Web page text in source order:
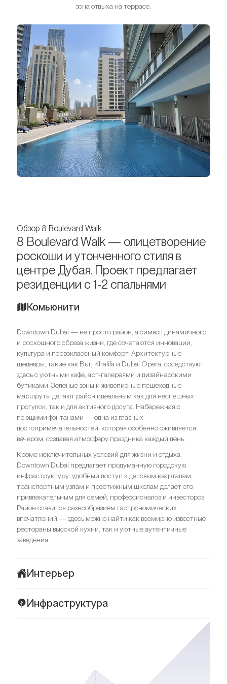
зона отдыха на террасе.
Обзор 8 Boulevard Walk
8 Boulevard Walk — олицетворение
роскоши и утонченного стиля в
центре Дубая. Проект предлагает
резиденции с 1-2 спальнями
Комьюнити
Downtown Dubai — не просто район, а символ динамичного
и роскошного образа жизни, где сочетаются инновации,
культура и первоклассный комфорт. Архитектурные
шедевры, такие как Burj Khalifa и Dubai Opera, соседствуют
здесь с уютными кафе, арт-галереями и дизайнерскими
бутиками. Зеленые зоны и живописные пешеходные
маршруты делают район идеальным как для неспешных
прогулок, так и для активного досуга. Набережная с
поющими фонтанами — одна из главных
достопримечательностей, которая особенно оживляется
вечером, создавая атмосферу праздника каждый день.
Кроме исключительных условий для жизни и отдыха,
Downtown Dubai предлагает продуманную городскую
инфраструктуру: удобный доступ к деловым кварталам,
транспортным узлам и престижным школам делает его
привлекательным для семей, профессионалов и инвесторов.
Район славится разнообразием гастрономических
впечатлений — здесь можно найти как всемирно известные
рестораны высокой кухни, так и уютные аутентичные
заведения.
Интерьер
отражают элегантную современность, присущую
планировки, панорамные окна и открытые балконы создают
визуальную связь с городской панорамой. Дизайн продуман
до мелочей: мягкие нейтральные оттенки в отделке
гармонируют с архитектурными акцентами, создавая
атмосферу спокойствия и комфорта.
Инфраструктура
развитой инфраструктуры, которая делает повседневную
нескольких минутах ходьбы находятся изысканные
рестораны, такие как Bab Al Mansour и The Restaurant at
Address Boulevard, а до культового Dubai Mall — одного из